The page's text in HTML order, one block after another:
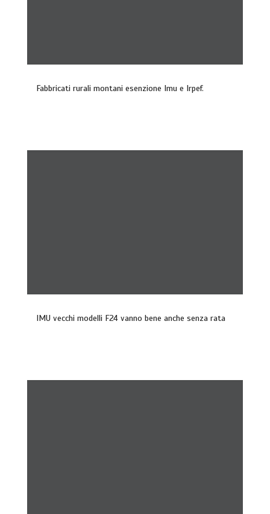
Fabbricati rurali montani esenzione Imu e Irpef.
IMU vecchi modelli F24 vanno bene anche senza rata